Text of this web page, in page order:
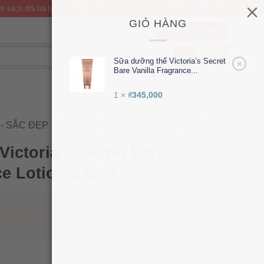
GIỎ HÀNG
×
Sữa dưỡng thể Victoria’s Secret
Bare Vanilla Fragrance...
1 × ₫345,000
sách đổi trả hàng
SẮC ĐẸP
Secret Bare
Lotion 236ml